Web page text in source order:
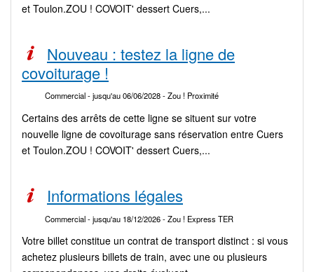
et Toulon.ZOU ! COVOIT' dessert Cuers,...
Nouveau : testez la ligne de
covoiturage !
Commercial- jusqu'au 06/06/2028- Zou ! Proximité
Certains des arrêts de cette ligne se situent sur votre
nouvelle ligne de covoiturage sans réservation entre Cuers
et Toulon.ZOU ! COVOIT' dessert Cuers,...
Informations légales
Commercial- jusqu'au 18/12/2026- Zou ! Express TER
Votre billet constitue un contrat de transport distinct : si vous
achetez plusieurs billets de train, avec une ou plusieurs